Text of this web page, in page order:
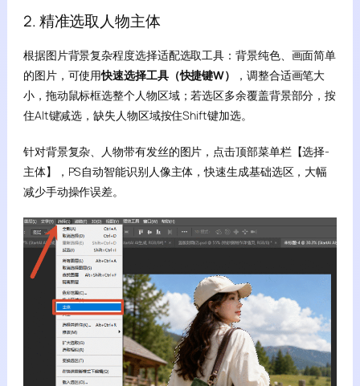
2. 精准选取人物主体
根据图片背景复杂程度选择适配选取工具：背景纯色、画面简单
的图片，可使用快速选择工具（快捷键W）
，调整合适画笔大
小，拖动鼠标框选整个人物区域；若选区多余覆盖背景部分，按
住Alt键减选，缺失人物区域按住Shift键加选。
针对背景复杂、人物带有发丝的图片，点击顶部菜单栏【选择-
主体】，PS自动智能识别人像主体，快速生成基础选区，大幅
减少手动操作误差。